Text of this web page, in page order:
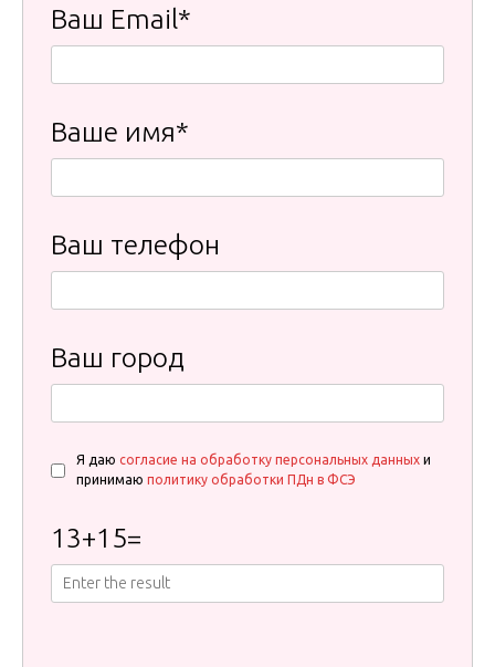
Ваш Email*
Ваше имя*
Ваш телефон
Ваш город
Я даю согласие на обработку персональных данных и
принимаю политику обработки ПДн в ФСЭ
13+15=